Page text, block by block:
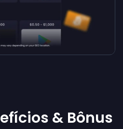
& Bônus